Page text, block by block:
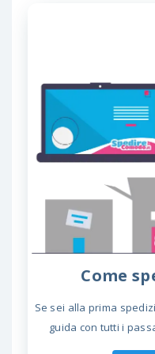
Come
Se sei alla prima
guida con tutti i